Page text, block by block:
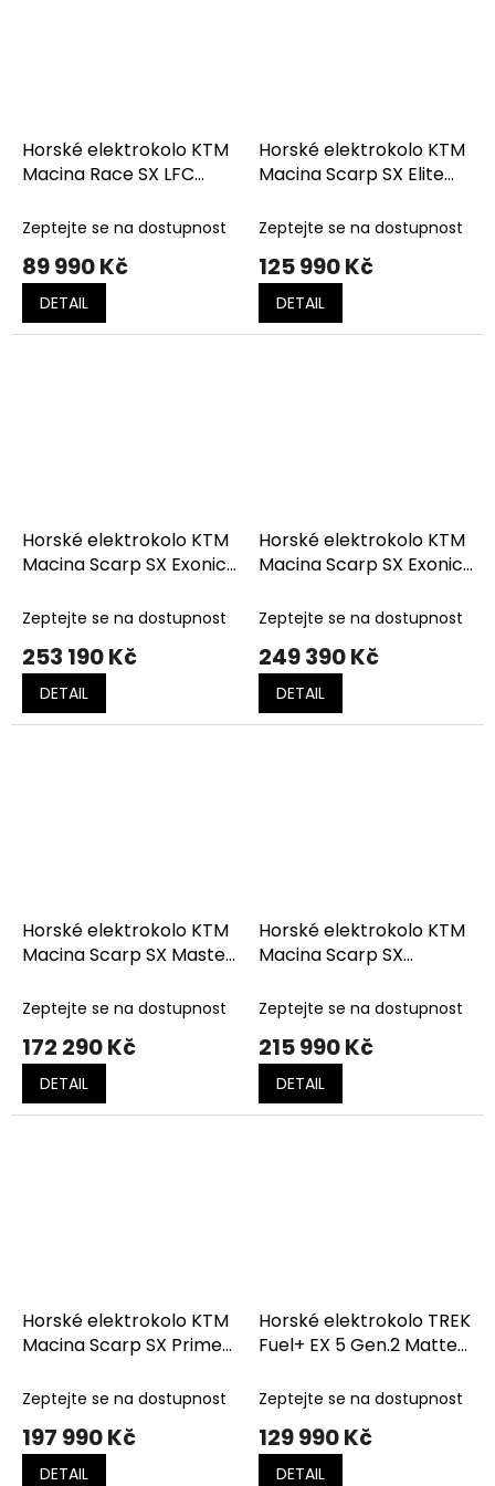
Horské elektrokolo KTM
Macina Race SX LFC
Zeptejte se na dostupnost
89 990 Kč
DETAIL
Horské elektrokolo KTM
Macina Scarp SX Elite
Orange)
Zeptejte se na dostupnost
125 990 Kč
DETAIL
Horské elektrokolo KTM
Macina Scarp SX Exonic
CHROME)
Zeptejte se na dostupnost
253 190 Kč
DETAIL
Horské elektrokolo KTM
Macina Scarp SX Exonic
Orange (Dark Chrome)
Zeptejte se na dostupnost
249 390 Kč
DETAIL
Horské elektrokolo KTM
Macina Scarp SX Master
(Dark Orange)
Zeptejte se na dostupnost
172 290 Kč
DETAIL
Horské elektrokolo KTM
Macina Scarp SX
(Black)
Zeptejte se na dostupnost
215 990 Kč
DETAIL
Horské elektrokolo KTM
Macina Scarp SX Prime
Matt (Black+Gold)
Zeptejte se na dostupnost
197 990 Kč
DETAIL
Horské elektrokolo TREK
Fuel+ EX 5 Gen.2 Matte
Zeptejte se na dostupnost
129 990 Kč
DETAIL